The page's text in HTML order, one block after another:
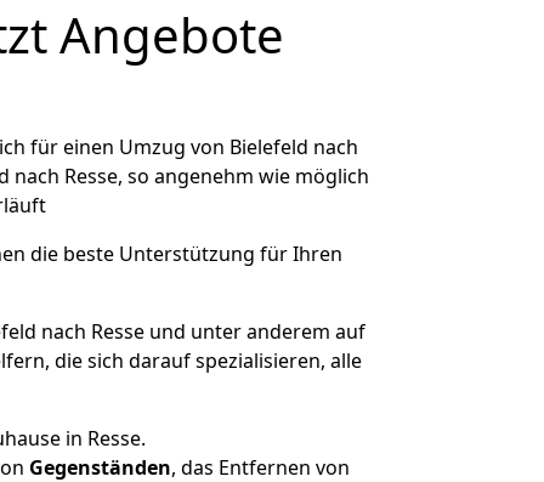
Angebote
für einen Umzug von Bielefeld nach
Resse, so angenehm wie möglich
die beste Unterstützung für Ihren
nach Resse und unter anderem auf
die sich darauf spezialisieren, alle
in Resse.
Gegenständen, das Entfernen von